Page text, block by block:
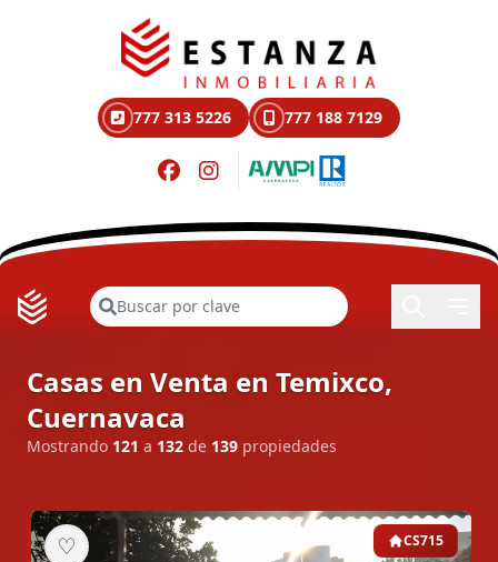
777 313 5226 777 188 7129
Buscar
Casas en Venta en Temixco,
Cuernavaca
Mostrando 121 a 132 de 139 propiedades
♡ CS715